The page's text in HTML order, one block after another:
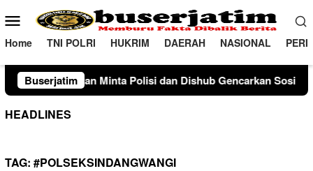
ke
konten
Menu
Mobile
Home TNI POLRI HUKRIM DAERAH NASIONAL
Buserjatim
Minta Polisi dan Dishub Gencarkan Sosialisasi Edukasi
HEADLINES
TAG: #POLSEKSINDANGWANGI